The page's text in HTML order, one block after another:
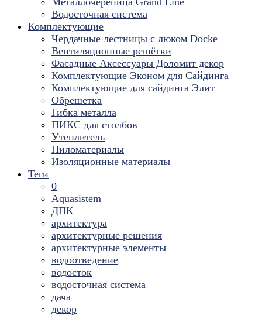
Водосточная система
Комплектующие
Чердачные лестницы с люком Docke
Вентиляционные решётки
Фасадные Аксессуары Доломит декор
Комплектующие Эконом для Сайдинга
Комплектующие для cайдинга Элит
Обрешетка
Гибка металла
ПИКС для столбов
Утеплитель
Пиломатериалы
Изоляционные материалы
Теги
0
Aquasistem
ДПК
архитектура
архитектурные решения
архитектурные элементы
водоотведение
водосток
водосточная система
дача
декор